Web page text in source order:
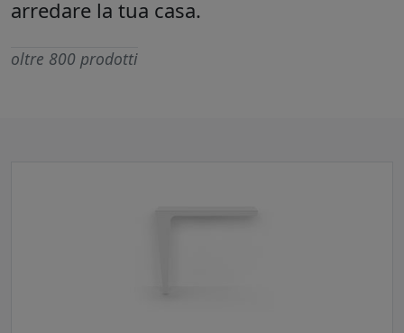
arredare la tua casa.
oltre 800 prodotti